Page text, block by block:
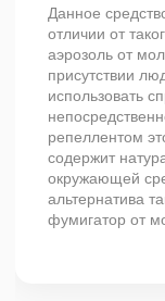
Данное
отличии от
аэрозоль от
присутствии
использовать
репеллентом
содержит
окружающей
альтернатива
фумигатор от